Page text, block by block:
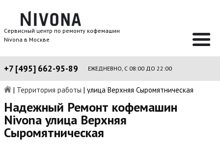
Сервисный центр по ремонту кофемашин
Nivona в Москве
+7 [495] 662-95-89 ЕЖЕДНЕВНО, С 08:00 ДО 22:00
| Территория работы | улица Верхняя Сыромятническая
Надежный Ремонт кофемашин
Nivona улица Верхняя
Сыромятническая